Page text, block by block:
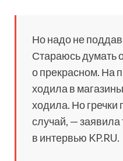
Но надо не
Стараюсь думать
о прекрасном. На
ходила в
ходила. Но гречки
случай, —
в интервью KP.RU.